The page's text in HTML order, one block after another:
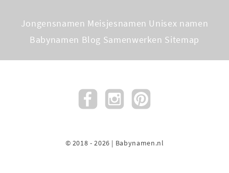
Jongensnamen Meisjesnamen Unisex namen
Babynamen Blog Samenwerken Sitemap
© 2018 - 2026 | Babynamen.nl